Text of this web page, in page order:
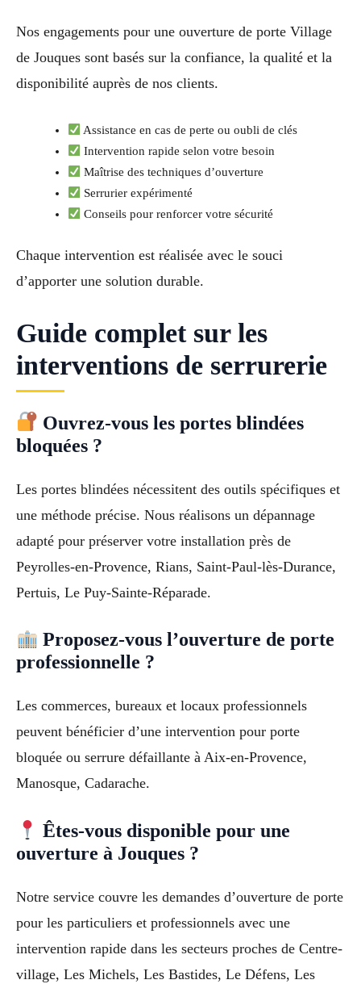
Nos engagements pour une ouverture de porte Village
de Jouques sont basés sur la confiance, la qualité et la
disponibilité auprès de nos clients.
Assistance en cas de perte ou oubli de clés
Intervention rapide selon votre besoin
Maîtrise des techniques d’ouverture
Serrurier expérimenté
Conseils pour renforcer votre sécurité
Chaque intervention est réalisée avec le souci
d’apporter une solution durable.
Guide complet sur les
interventions de serrurerie
Ouvrez-vous les portes blindées
bloquées ?
Les portes blindées nécessitent des outils spécifiques et
une méthode précise. Nous réalisons un dépannage
adapté pour préserver votre installation près de
Peyrolles-en-Provence, Rians, Saint-Paul-lès-Durance,
Pertuis, Le Puy-Sainte-Réparade.
Proposez-vous l’ouverture de porte
professionnelle ?
Les commerces, bureaux et locaux professionnels
peuvent bénéficier d’une intervention pour porte
bloquée ou serrure défaillante à Aix-en-Provence,
Manosque, Cadarache.
Êtes-vous disponible pour une
ouverture à Jouques ?
Notre service couvre les demandes d’ouverture de porte
pour les particuliers et professionnels avec une
intervention rapide dans les secteurs proches de Centre-
village, Les Michels, Les Bastides, Le Défens, Les